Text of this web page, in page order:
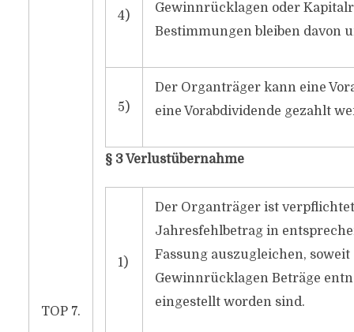
TOP 7.
4)
Gewinnrücklagen oder
Bestimmungen bleiben davon
5)
Der Organträger kann eine
eine Vorabdividende gezahlt
§ 3 Verlustübernahme
1)
Der Organträger ist
Jahresfehlbetrag in
Fassung auszugleichen,
Gewinnrücklagen Beträge
eingestellt worden sind.